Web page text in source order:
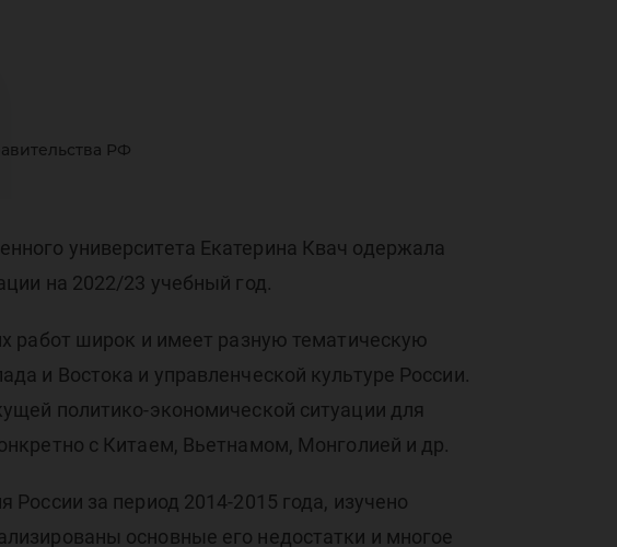
РФ
университета Екатерина Квач одержала
на 2022/23 учебный год.
работ широк и имеет разную тематическую
и Востока и управленческой культуре России.
политико-экономической ситуации для
с Китаем, Вьетнамом, Монголией и др.
за период 2014-2015 года, изучено
основные его недостатки и многое